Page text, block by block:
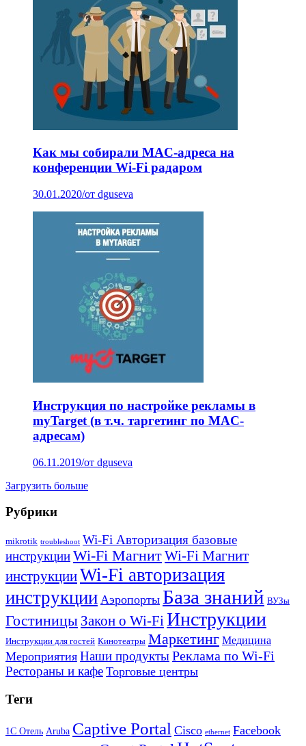
Как мы собирали MAC-адреса на
конференции Wi-Fi радаром
30.01.2020/от dguseva
Инструкция по настройке рекламы в
myTarget (в т.ч. таргетинг по MAC-
адресам)
06.11.2019/от dguseva
Загрузить больше
Рубрики
mikrotik troubleshoot Wi-Fi Авторизация базовые
инструкцииWi-Fi МагнитWi-Fi Магнит
инструкцииWi-Fi авторизация
инструкции Аэропорты База знаний ВУЗы
Гостиницы Закон о Wi-FiИнструкции
Инструкции для гостей Кинотеатры Маркетинг Медицина
Мероприятия Наши продуктыРеклама по Wi-Fi
Рестораны и кафе Торговые центры
Теги
1С Отель Aruba Captive Portal Cisco ethernet Facebook